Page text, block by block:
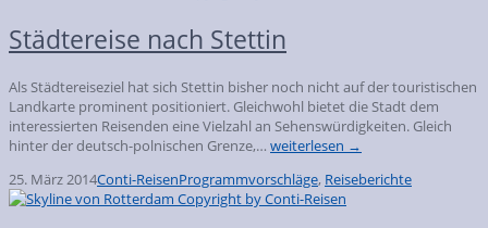
Städtereise nach Stettin
Als Städtereiseziel hat sich Stettin bisher noch nicht auf der touristischen
Landkarte prominent positioniert. Gleichwohl bietet die Stadt dem
interessierten Reisenden eine Vielzahl an Sehenswürdigkeiten. Gleich
hinter der deutsch-polnischen Grenze,… weiterlesen →
25. März 2014Conti-ReisenProgrammvorschläge, Reiseberichte